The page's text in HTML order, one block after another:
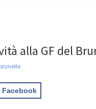
alla GF del